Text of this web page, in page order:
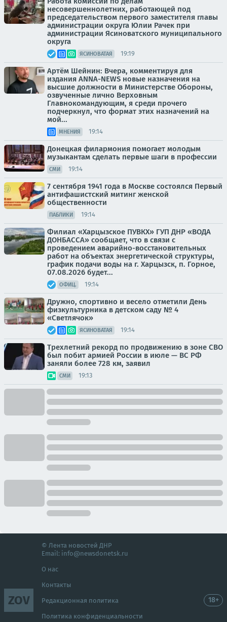
несовершеннолетних, работающей под
председательством первого заместителя главы
администрации округа Юлии Рачек при
администрации Ясиноватского муниципального
округа
ЯСИНОВАТАЯ 19:19
Артём Шейнин: Вчера, комментируя для
издания ANNA-NEWS новые назначения на
высшие должности в Министерстве Обороны,
озвученные лично Верховным
Главнокомандующим, я среди прочего
подчеркнул, что формат этих назначений на
мой...
МНЕНИЯ 19:14
Донецкая филармония помогает молодым
музыкантам сделать первые шаги в профессии
СМИ 19:14
7 сентября 1941 года в Москве состоялся Первый
антифашистский митинг женской
общественности
ПАБЛИКИ 19:14
Филиал «Харцызское ПУВКХ» ГУП ДНР «ВОДА
ДОНБАССА» сообщает, что в связи с
проведением аварийно-восстановительных
работ на объектах энергетической структуры,
график подачи воды на г. Харцызск, п. Горное,
07.08.2026 будет...
ОФИЦ. 19:14
Дружно, спортивно и весело отметили День
физкультурника в детском саду № 4
«Светлячок»
ЯСИНОВАТАЯ 19:14
Трехлетний рекорд по продвижению в зоне СВО
был побит армией России в июле — ВС РФ
заняли более 728 км, заявил
СМИ 19:13
ZOV
© Лента новостей ДНР
Email: info@newsdonetsk.ru
О нас
Контакты
Редакционная политика
Политика конфиденциальности
18+